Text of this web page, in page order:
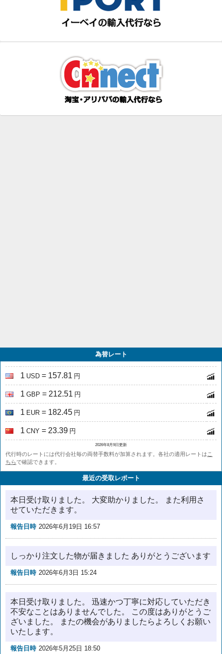
為替レート
1 USD = 157.81 円
1 GBP = 212.51 円
1 EUR = 182.45 円
1 CNY = 23.39 円
2026年8月9日更新
代行時のレートには代行会社毎の両替手数料が加算されます。各社の適用レートは こ
ちらで確認できます。
最近の受取レポート
本日受け取りました。 大変助かりました。 また利用さ
せていただきます。
報告日時 2026年6月19日 16:57
しっかり注文した物が届きました ありがとうございます
報告日時 2026年6月3日 15:24
本日受け取りました。 迅速かつ丁寧に対応していただき
不安なことはありませんでした。 この度はありがとうご
ざいました。 またの機会がありましたらよろしくお願い
いたします。
報告日時 2026年5月25日 18:50